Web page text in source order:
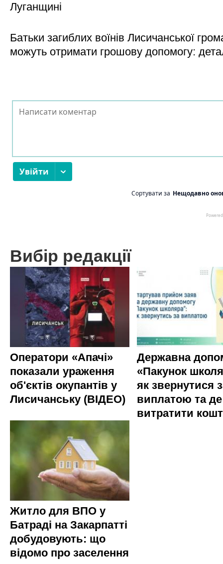
Луганщині
Батьки загиблих воїнів Лисичанської
можуть отримати грошову допомогу:
Вибір редакції
Оператори «Апачі»
показали ураження
об'єктів окупантів у
Лисичанську (ВІДЕО)
Державна
«Пакунок
як звернутися
виплатою та де
витратити
Житло для ВПО у
Батраді на Закарпатті
добудовують: що
відомо про заселення